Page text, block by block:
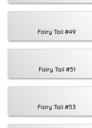
Fairy Tail #49
Fairy Tail #51
Fairy Tail #53